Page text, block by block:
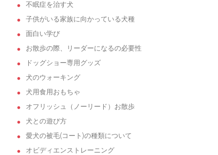
不眠症を治す犬
子供がいる家族に向かっている犬種
面白い学び
お散歩の際、リーダーになるの必要性
ドッグショー専用グッズ
犬のウォーキング
犬用食用おもちゃ
オフリッシュ（ノーリード）お散歩
犬との遊び方
愛犬の被毛(コート)の種類について
オビディエンストレーニング